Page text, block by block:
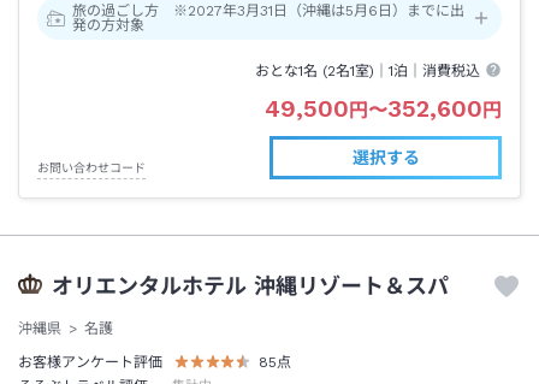
旅の過ごし方 ※2027年3月31日（沖縄は5月6日）までに出
発の方対象
おとな1名 (2名1室)｜1泊 ｜消費税込
49,500円〜352,600円
お問い合わせコード
選択する
オリエンタルホテル 沖縄リゾート＆スパ
沖縄県
名護
お客様アンケート評価
85点